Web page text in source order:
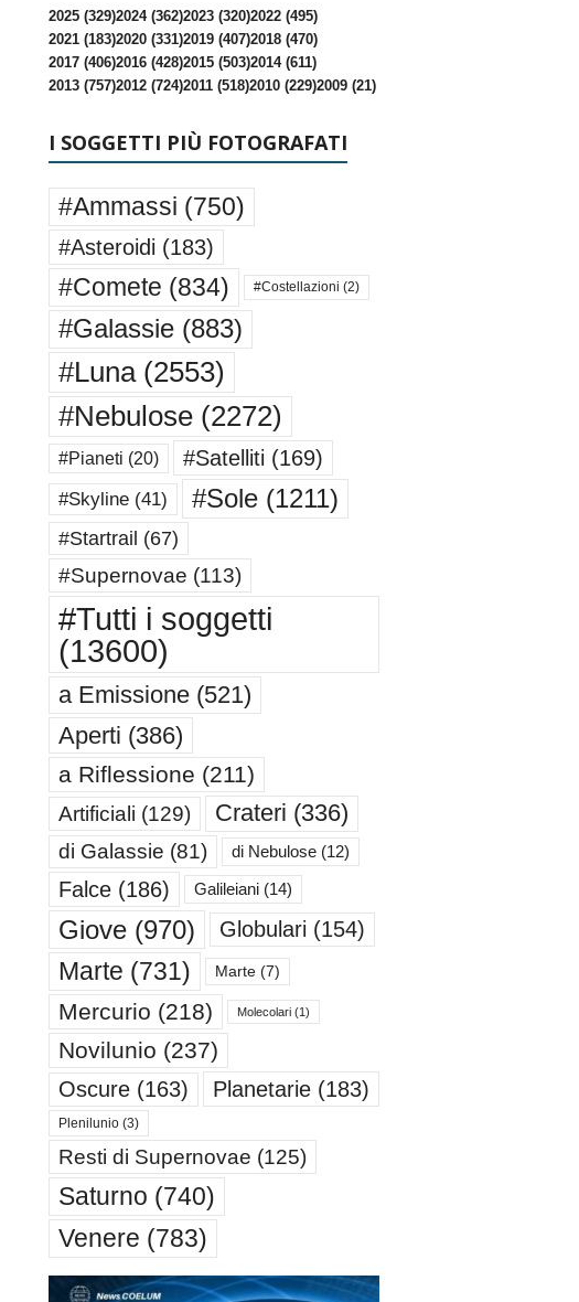
2025 (329)2024 (362)2023 (320)2022 (495)
2021 (183)2020 (331)2019 (407)2018 (470)
2017 (406)2016 (428)2015 (503)2014 (611)
2013 (757)2012 (724)2011 (518)2010 (229)2009 (21)
I SOGGETTI PIÙ FOTOGRAFATI
#Ammassi (750)
#Asteroidi (183)
#Comete (834) #Costellazioni (2)
#Galassie(883)
#Luna(2553)
#Nebulose(2272)
#Pianeti (20) #Satelliti (169)
#Skyline(41) #Sole(1211)
#Startrail (67)
#Supernovae (113)
#Tutti i soggetti
(13600)
a Emissione(521)
Aperti (386)
a Riflessione (211)
Artificiali (129) Crateri (336)
di Galassie (81) di Nebulose(12)
Falce(186) Galileiani(14)
Giove(970) Globulari (154)
Marte (731) Marte(7)
Mercurio (218) Molecolari(1)
Novilunio (237)
Oscure(163) Planetarie(183)
Plenilunio(3)
Resti di Supernovae (125)
Saturno (740)
Venere (783)